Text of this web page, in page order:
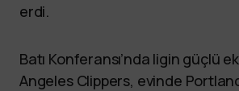
erdi.
Batı Konferansı’nda ligin güçlü
Angeles Clippers, evinde